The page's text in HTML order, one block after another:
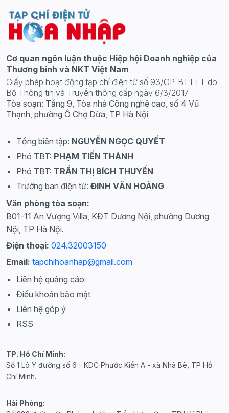
Cơ quan ngôn luận thuộc Hiệp hội Doanh nghiệp của
Thương binh và NKT Việt Nam
Giấy phép hoạt động tạp chí điện tử số 93/GP-BTTTT do
Bộ Thông tin và Truyền thông cấp ngày 6/3/2017
Tòa soạn: Tầng 9, Tòa nhà Công nghệ cao, số 4 Vũ
Thạnh, phường Ô Chợ Dừa, TP Hà Nội
Tổng biên tập: NGUYỄN NGỌC QUYẾT
Phó TBT: PHẠM TIẾN THÀNH
Phó TBT: TRẦN THỊ BÍCH THUYẾN
Trưởng ban điện tử: ĐINH VĂN HOÀNG
Văn phòng tòa soạn:
B01-11 An Vượng Villa, KĐT Dương Nội, phường Dương
Nội, TP Hà Nội.
Điện thoại: 024.32003150
Email: tapchihoanhap@gmail.com
Liên hệ quảng cáo
Điều khoản bảo mật
Liên hệ góp ý
RSS
TP. Hồ Chí Minh:
Số 1 Lô Y đường số 6 - KDC Phước Kiển A - xã Nhà Bè, TP Hồ
Chí Minh.
Hải Phòng: